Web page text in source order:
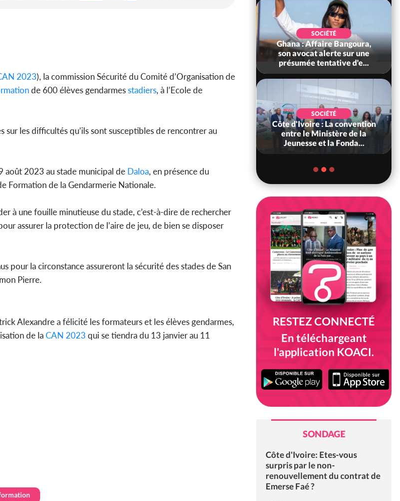
2023), la commission Sécurité du Comité d’Organisation de
de 600 élèves gendarmesstadiers, à l’Ecole de
sur les difficultés qu’ils sont susceptibles de rencontrer au
août 2023 au stade municipal de Daloa, en présence du
Formation de la Gendarmerie Nationale.
à une fouille minutieuse du stade, c’est-à-dire de rechercher
assurer la protection de l’aire de jeu, de bien se disposer
pour la circonstance assureront la sécurité des stades de San
Pierre.
Alexandre a félicité les formateurs et les élèves gendarmes,
de laCAN 2023 qui se tiendra du 13 janvier au 11
2026, le discours très attendu
SOCIÉTÉ
Ghana : Affaire Bangoura,
son avocat alerte sur une
présumée tentative d'e...
SOCIÉTÉ
Côte d'Ivoire : La convention
entre le Ministère de la
Jeunesse et la Fonda...
RESTEZ CONNECTÉ
En téléchargeant
l'application KOACI.
SONDAGE
Côte d'Ivoire: Etes-vous
surpris par le non-
renouvellement du contrat de
Emerse Faé ?